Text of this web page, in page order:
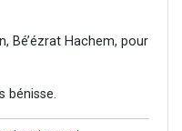
Bé’ézrat Hachem, pour
bénisse.